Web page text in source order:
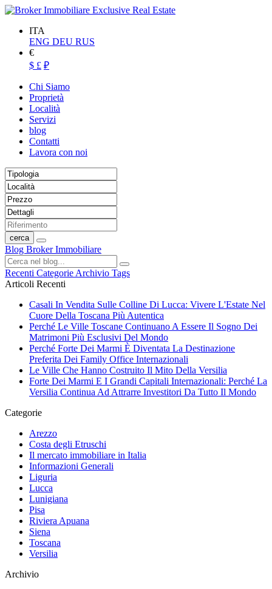
ITA
ENG DEU RUS
€
$ £ ₽
Chi Siamo
Proprietà
Località
Servizi
blog
Contatti
Lavora con noi
cerca
Blog Broker Immobiliare
Recenti Categorie Archivio Tags
Articoli Recenti
Casali In Vendita Sulle Colline Di Lucca: Vivere L'Estate Nel
Cuore Della Toscana Più Autentica
Perché Le Ville Toscane Continuano A Essere Il Sogno Dei
Matrimoni Più Esclusivi Del Mondo
Perché Forte Dei Marmi È Diventata La Destinazione
Preferita Dei Family Office Internazionali
Le Ville Che Hanno Costruito Il Mito Della Versilia
Forte Dei Marmi E I Grandi Capitali Internazionali: Perché La
Versilia Continua Ad Attrarre Investitori Da Tutto Il Mondo
Categorie
Arezzo
Costa degli Etruschi
Il mercato immobiliare in Italia
Informazioni Generali
Liguria
Lucca
Lunigiana
Pisa
Riviera Apuana
Siena
Toscana
Versilia
Archivio